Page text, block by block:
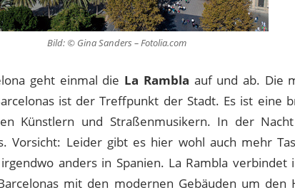
Bild: © Gina Sanders – Fotolia.com
geht einmal die La Rambla auf und ab. Die
ist der Treffpunkt der Stadt. Es ist eine
Künstlern und Straßenmusikern. In der
Vorsicht: Leider gibt es hier wohl auch mehr
anders in Spanien. La Rambla verbindet
mit den modernen Gebäuden um den